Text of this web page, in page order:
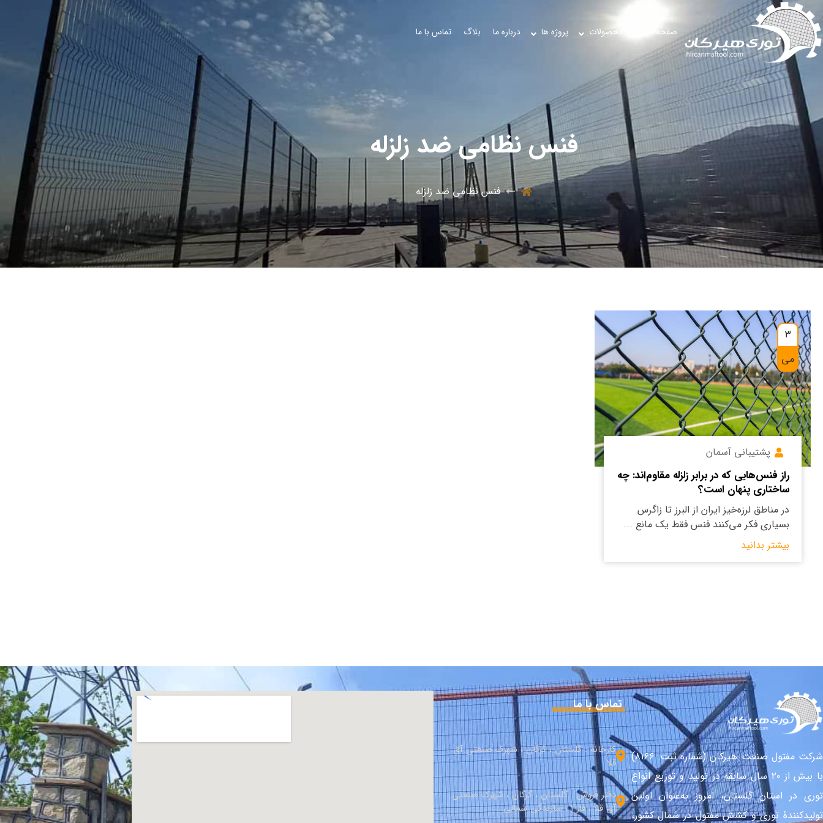
صفحه اصلی محصولات پروژه ها درباره ما بلاگ تماس با ما
فنس نظامی ضد زلزله
فنس نظامی ضد زلزله
3
می
پشتیبانی آسمان
راز فنس‌هایی که در برابر زلزله مقاوم‌اند: چه
ساختاری پنهان است؟
در مناطق لرزه‌خیز ایران از البرز تا زاگرس
بسیاری فکر می‌کنند فنس فقط یک مانع ...
بیشتر بدانید
شرکت مفتول صنعت هیرکان (شماره ثبت: ۸۱۶۶)
با بیش از ۲۰ سال سابقه در تولید و توزیع انواع
توری در استان گلستان، امروز به‌عنوان اولین
تولیدکنندهٔ توری و کشش مفتول در شمال کشور،
تماس با ما
کارخانه : گلستان ، گرگان ، شهرک صنعتی آق
قلا
دفتر فروش : گلستان ، گرگان ، شهرک صنعتی
آق قلا ، فاز 1 ، سازندگی شمالی